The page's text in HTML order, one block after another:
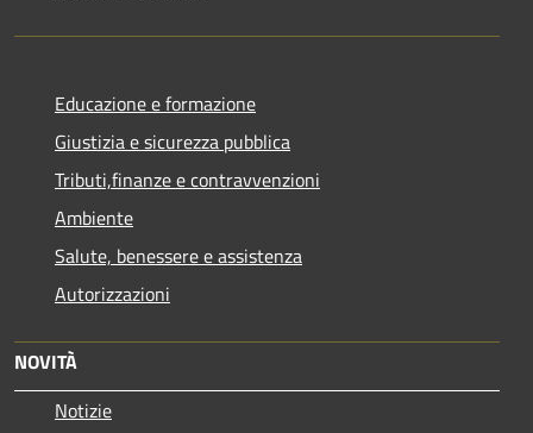
Educazione e formazione
Giustizia e sicurezza pubblica
Tributi,finanze e contravvenzioni
Ambiente
Salute, benessere e assistenza
Autorizzazioni
NOVITÀ
Notizie